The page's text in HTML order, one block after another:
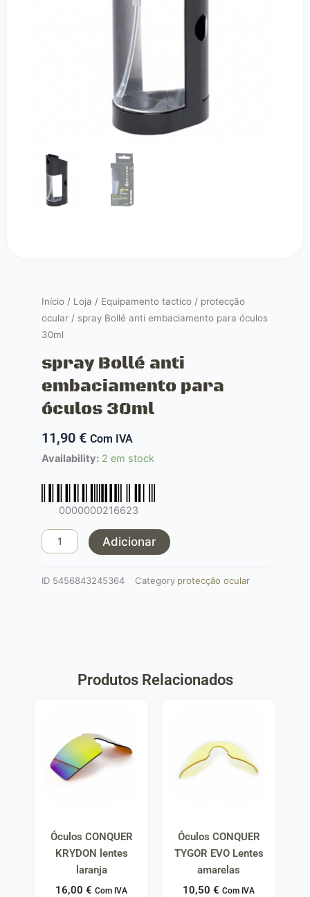
Início / Loja / Equipamento tactico / protecção
ocular / spray Bollé anti embaciamento para óculos
30ml
spray Bollé anti
embaciamento para
óculos 30ml
11,90 € Com IVA
Availability: 2 em stock
0000000216623
Quantidade
Bollé
embaciamento
para
óculos
Adicionar
ID 5456843245364 Category protecção ocular
Produtos Relacionados
Óculos CONQUER
KRYDON lentes
laranja
16,00 € Com IVA
Óculos CONQUER
TYGOR EVO Lentes
amarelas
10,50 € Com IVA